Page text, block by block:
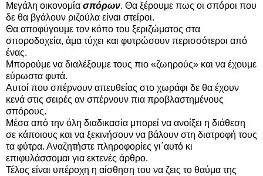
Μεγάλη οικονομία σπόρων. Θα ξέρουμε πως οι σπόροι που
δε θα βγάλουν ριζούλα είναι στείροι.
Θα αποφύγουμε τον κόπο του ξεριζώματος στα
σποροδοχεία, άμα τύχει και φυτρώσουν περισσότεροι από
ένας.
Μπορούμε να διαλέξουμε τους πιο «ζωηρούς» και να έχουμε
εύρωστα φυτά.
Αυτοί που σπέρνουν απευθείας στο χωράφι δε θα έχουν
κενά στις σειρές αν σπέρνουν πια προβλαστημένους
σπόρους.
Μέσα από την όλη διαδικασία μπορεί να ανοίξει η διάθεση
σε κάποιους και να ξεκινήσουν να βάλουν στη διατροφή τους
τα φύτρα. Αναζητήστε πληροφορίες γι΄αυτό κι
επιφυλάσσομαι για εκτενές άρθρο.
Τέλος είναι υπέροχη η αίσθηση του να ζεις το θαύμα της